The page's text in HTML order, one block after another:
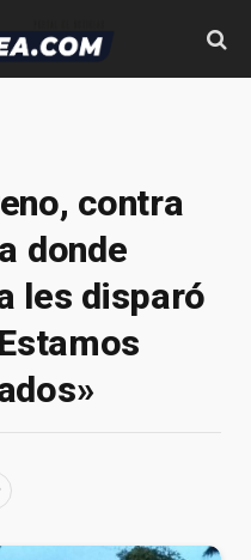
contra
donde
les disparó